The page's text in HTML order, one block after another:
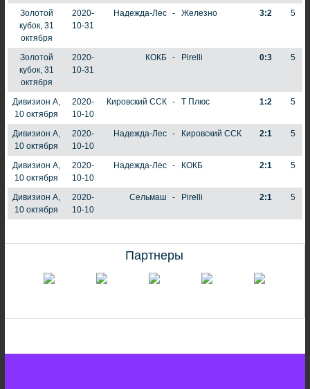
Золотой
кубок, 31
октября
2020-
10-31
Надежда-Лес - Железно 3:2 5
Золотой
кубок, 31
октября
2020-
10-31
КОКБ - Pirelli 0:3 5
Дивизион А,
10 октября
2020-
10-10
Кировский ССК - Т Плюс 1:2 5
Дивизион А,
10 октября
2020-
10-10
Надежда-Лес - Кировский ССК 2:1 5
Дивизион А,
10 октября
2020-
10-10
Надежда-Лес - КОКБ 2:1 5
Дивизион А,
10 октября
2020-
10-10
Сельмаш - Pirelli 2:1 5
Партнеры